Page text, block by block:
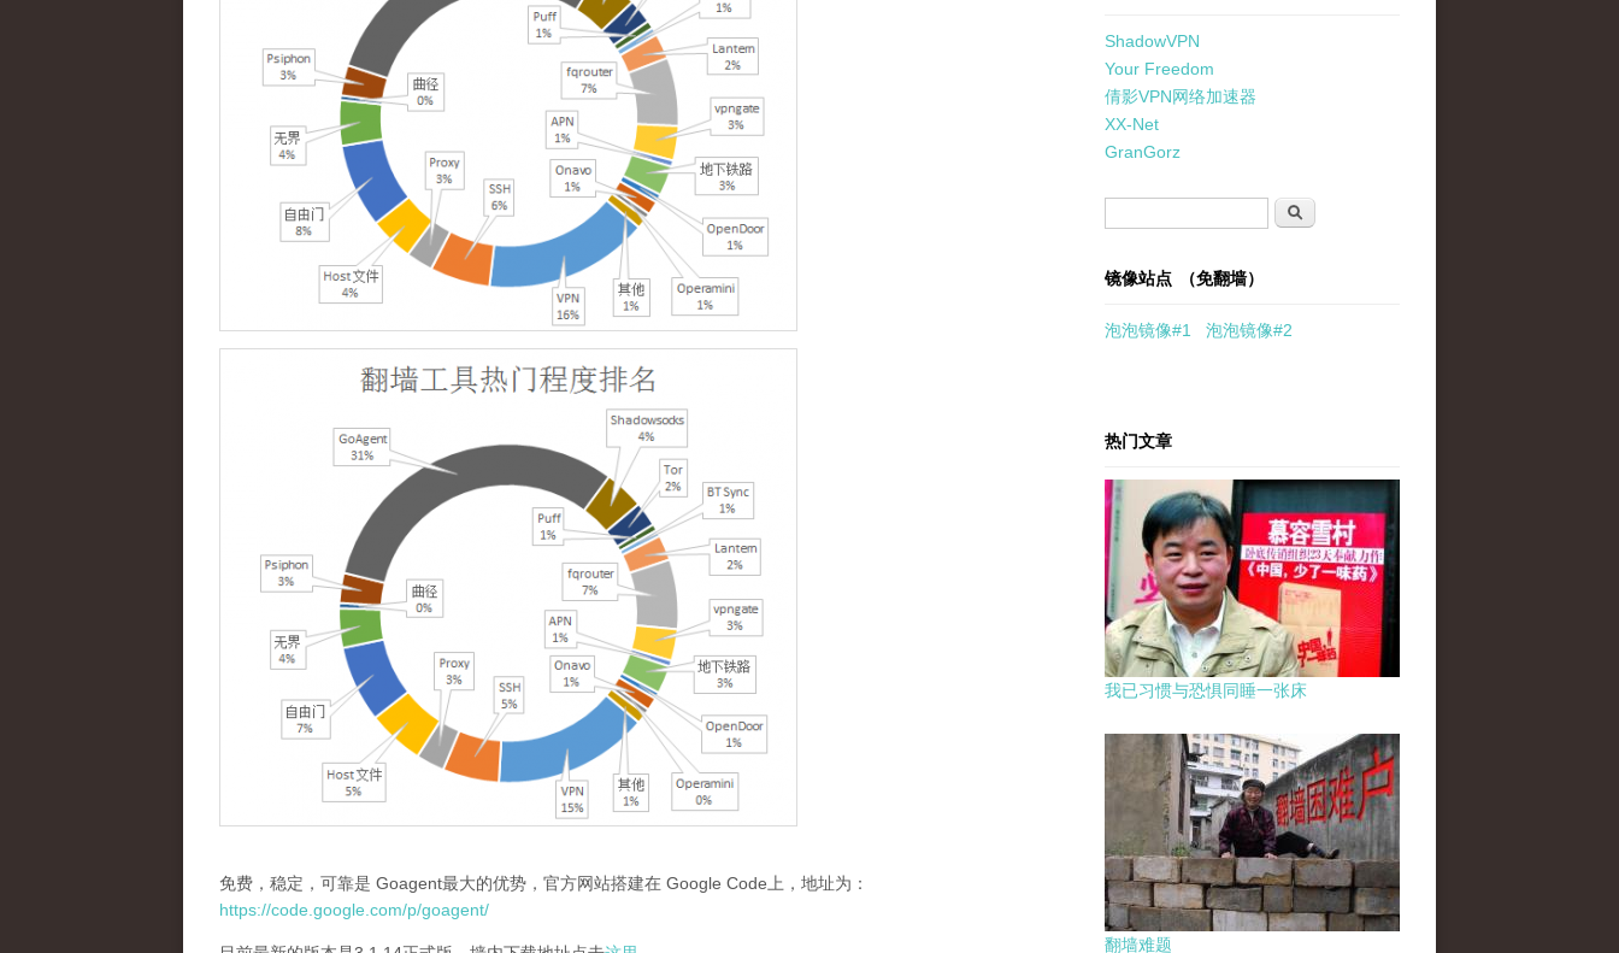
免费，稳定，可靠是 Goagent最大的优势，官方网站搭建在 Google Code上，地址为：
https://code.google.com/p/goagent/
ShadowVPN
Your Freedom
倩影VPN网络加速器
XX-Net
GranGorz
搜索
镜像站点 （免翻墙）
泡泡镜像#1 泡泡镜像#2
热门文章
我已习惯与恐惧同睡一张床
翻墙难题